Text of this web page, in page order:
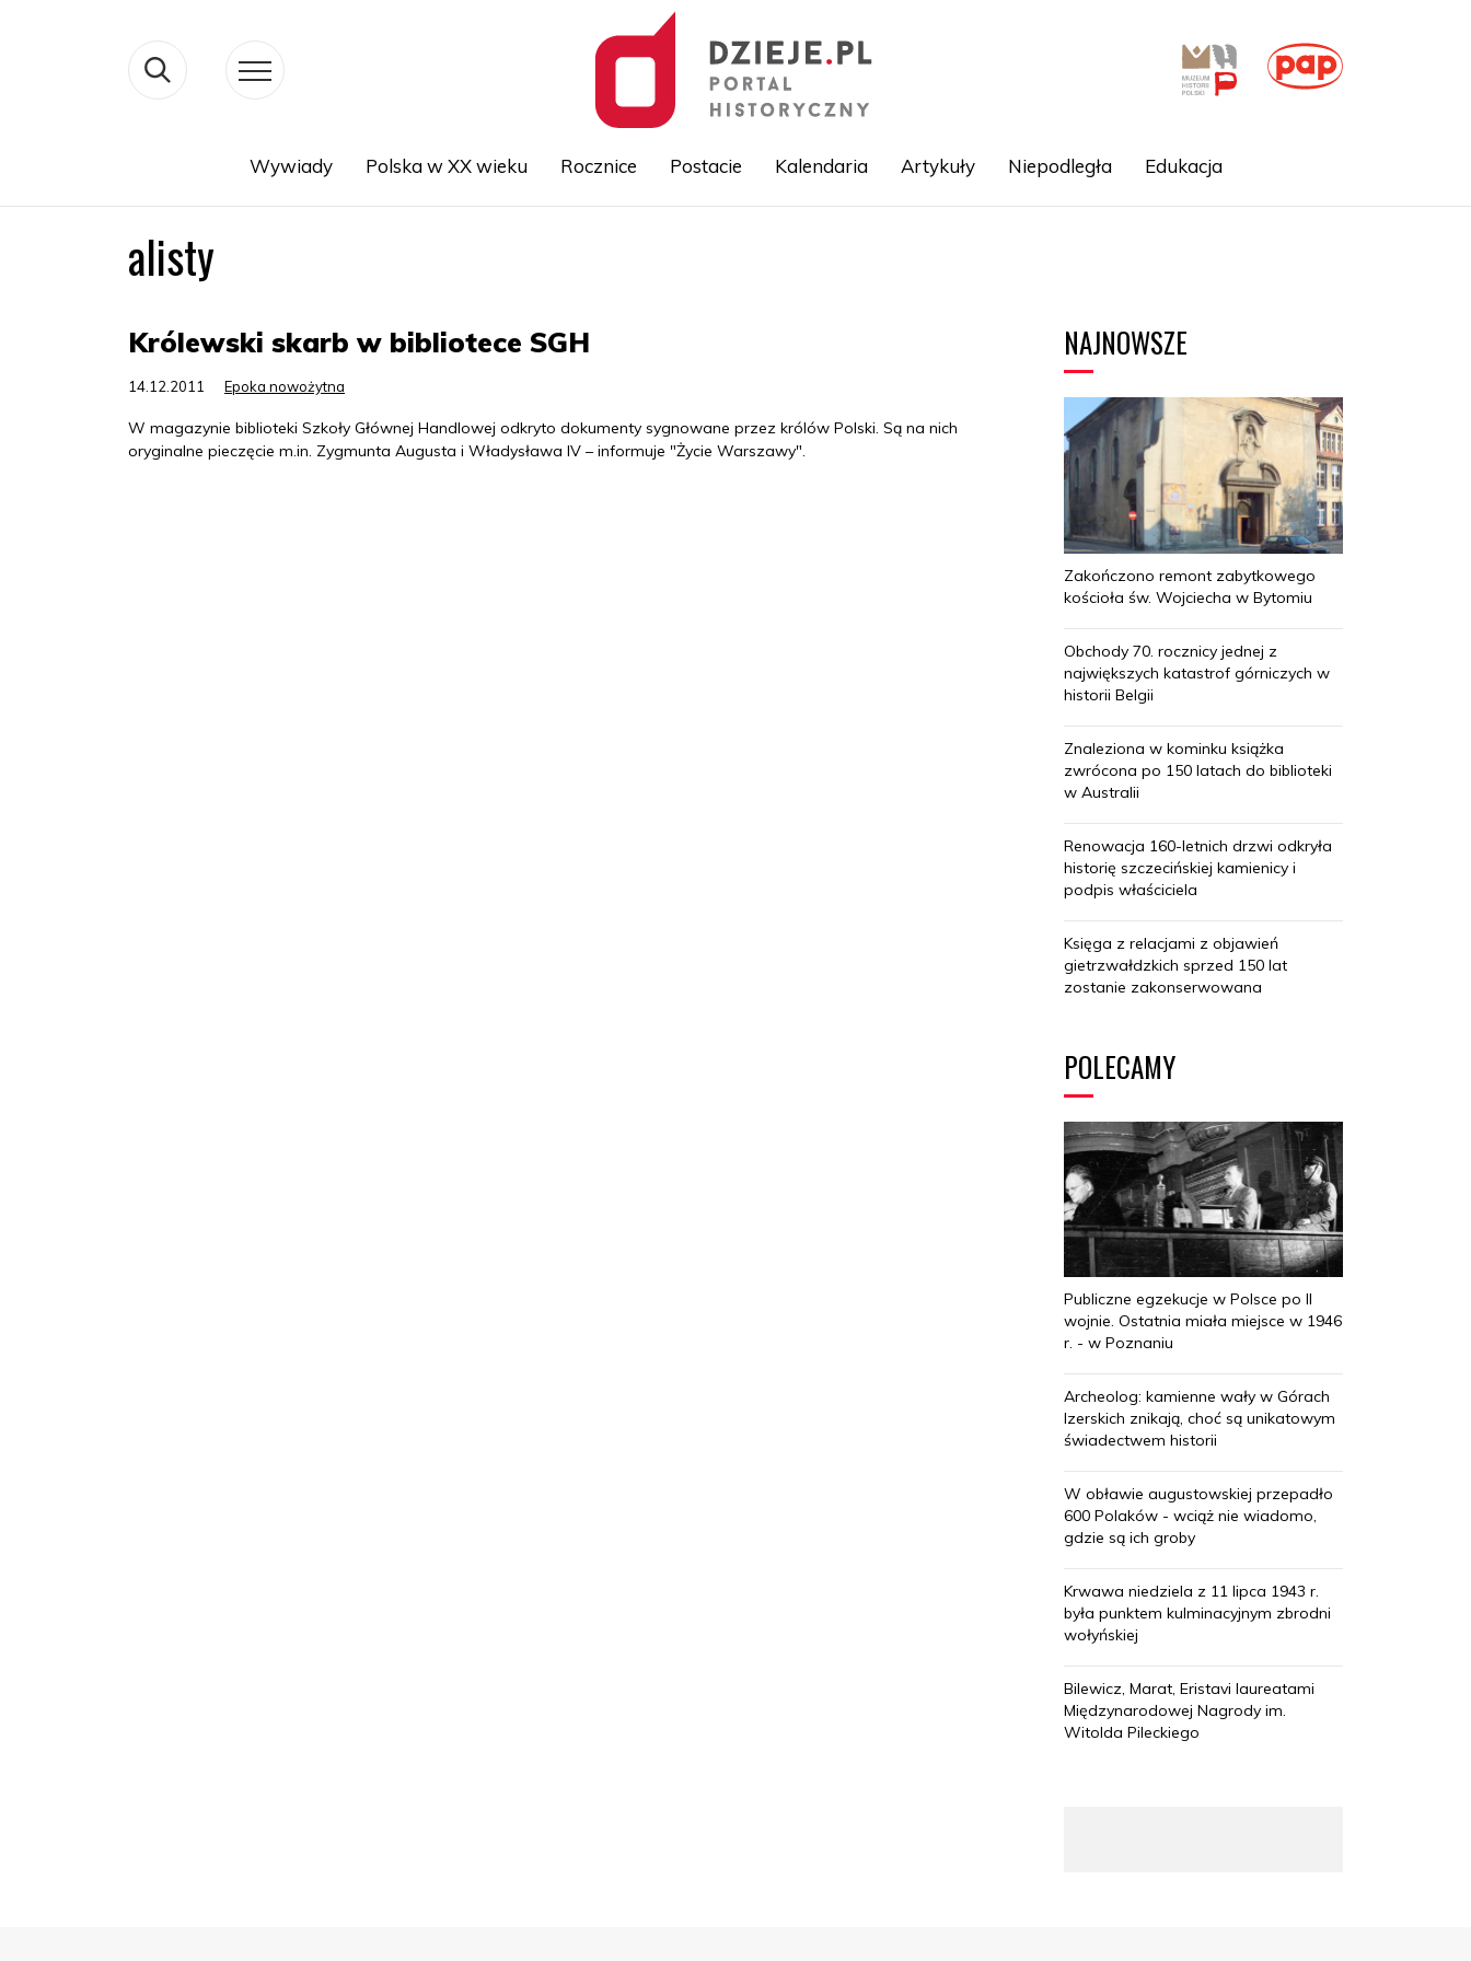
Wywiady Polska w XX wieku Rocznice Postacie Kalendaria Artykuły Niepodległa Edukacja
alisty
Królewski skarb w bibliotece SGH
14.12.2011 Epoka nowożytna
W magazynie biblioteki Szkoły Głównej Handlowej odkryto dokumenty sygnowane przez królów Polski. Są na nich
oryginalne pieczęcie m.in. Zygmunta Augusta i Władysława IV – informuje "Życie Warszawy".
NAJNOWSZE
Zakończono remont zabytkowego
kościoła św. Wojciecha w Bytomiu
Obchody 70. rocznicy jednej z
największych katastrof górniczych w
historii Belgii
Znaleziona w kominku książka
zwrócona po 150 latach do biblioteki
w Australii
Renowacja 160-letnich drzwi odkryła
historię szczecińskiej kamienicy i
podpis właściciela
Księga z relacjami z objawień
gietrzwałdzkich sprzed 150 lat
zostanie zakonserwowana
POLECAMY
Publiczne egzekucje w Polsce po II
wojnie. Ostatnia miała miejsce w 1946
r. - w Poznaniu
Archeolog: kamienne wały w Górach
Izerskich znikają, choć są unikatowym
świadectwem historii
W obławie augustowskiej przepadło
600 Polaków - wciąż nie wiadomo,
gdzie są ich groby
Krwawa niedziela z 11 lipca 1943 r.
była punktem kulminacyjnym zbrodni
wołyńskiej
Bilewicz, Marat, Eristavi laureatami
Międzynarodowej Nagrody im.
Witolda Pileckiego